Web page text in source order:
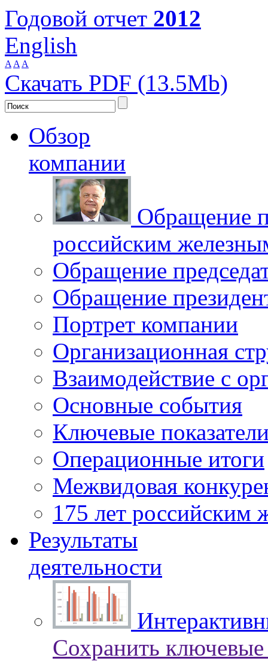
Годовой отчет 2012
English
A A A
Скачать PDF (13.5Mb)
Обзор
компании
Обращение
российским
Обращение
Обращение
Портрет компании
Организационная
Взаимодействие с
Основные события
Ключевые
Операционные итоги
Межвидовая
175 лет российским
Результаты
деятельности
Сохранить ключевые